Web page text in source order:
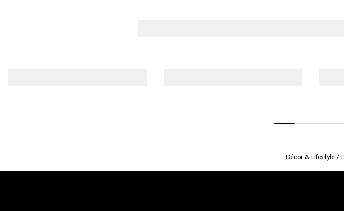
Décor & Lifestyle